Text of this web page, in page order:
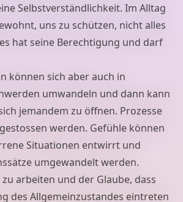
Selbstverständlichkeit. Im Alltag
uns zu schützen, nicht alles
hat seine Berechtigung und darf
können sich aber auch in
umwandeln und dann kann
jemandem zu öffnen. Prozesse
werden. Gefühle können
Situationen entwirrt und
umgewandelt werden.
arbeiten und der Glaube, dass
des Allgemeinzustandes eintreten